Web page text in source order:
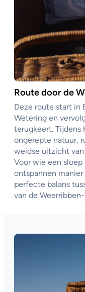
Route door de
Deze route start in
Wetering en
terugkeert. Tijdens
ongerepte natuur,
weidse uitzicht
Voor wie een
ontspannen
perfecte balans
van de